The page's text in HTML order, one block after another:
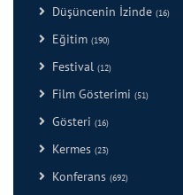
Düşüncenin İzinde (16)
Eğitim (190)
Festival (12)
Film Gösterimi (51)
Gösteri (16)
Kermes (23)
Konferans (692)